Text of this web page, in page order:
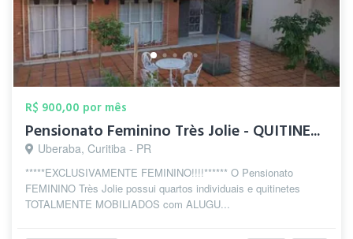
R$ 900,00 por mês
Pensionato Feminino Très Jolie - QUITINE...
Uberaba, Curitiba - PR
*****EXCLUSIVAMENTE FEMININO!!!!****** O Pensionato
FEMININO Très Jolie possui quartos individuais e quitinetes
TOTALMENTE MOBILIADOS com ALUGU...